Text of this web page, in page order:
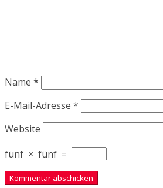
Name *
E-Mail-Adresse *
Website
fünf × fünf =